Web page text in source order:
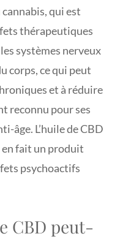
qui est
thérapeutiques
systèmes nerveux
corps, ce qui peut
et à réduire
reconnu pour ses
âge. L’huile de CBD
en fait un produit
psychoactifs
CBD peut-